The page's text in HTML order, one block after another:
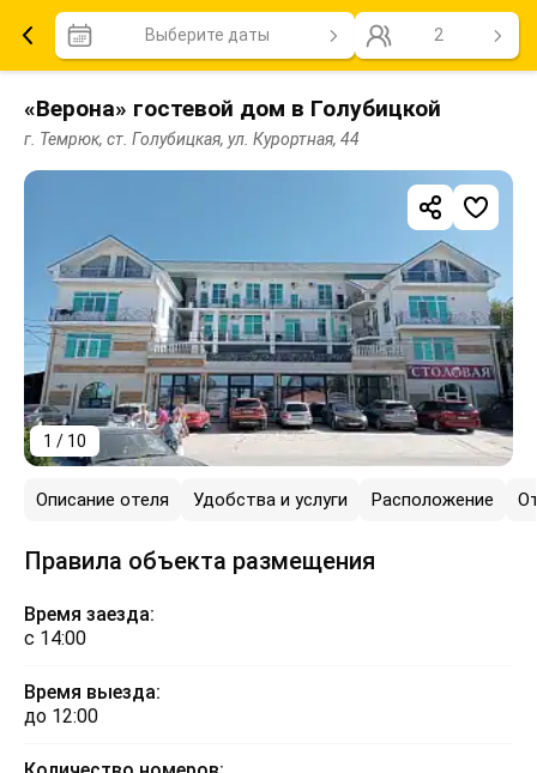
Выберите даты 2
«Верона» гостевой дом в Голубицкой
г. Темрюк, ст. Голубицкая, ул. Курортная, 44
1 / 10
Описание отеля Удобства и услуги Расположение
Правила объекта размещения
Время заезда:
с 14:00
Время выезда:
до 12:00